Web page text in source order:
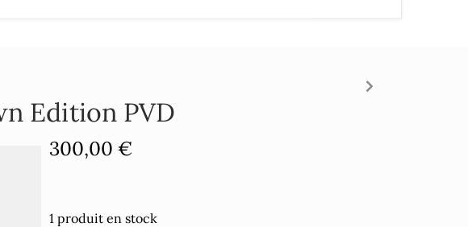
Edition PVD
300,00 €
1 produit en stock